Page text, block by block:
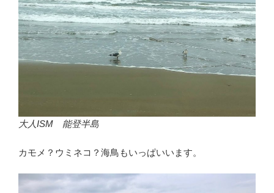
大人ISM 能登半島
カモメ？ウミネコ？海鳥もいっぱいいます。